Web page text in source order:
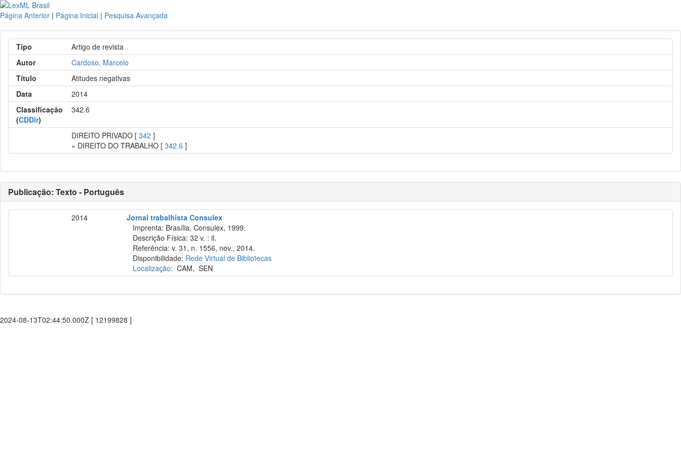
Página Anterior | Página Inicial | Pesquisa Avançada
Tipo
Artigo de revista
Autor
Cardoso, Marcelo
Título
Atitudes negativas
Data
2014
Classificação
(CDDir)
342.6
DIREITO PRIVADO [342 ]
» DIREITO DO TRABALHO [342.6 ]
Publicação: Texto - Português
2014
Jornal trabalhista Consulex
Imprenta: Brasília, Consulex, 1999.
Descrição Física: 32 v. : il.
Referência: v. 31, n. 1556, nov., 2014.
Disponibilidade: Rede Virtual de Bibliotecas
Localização: CAM,SEN
2024-08-13T02:44:50.000Z [ 12199828 ]